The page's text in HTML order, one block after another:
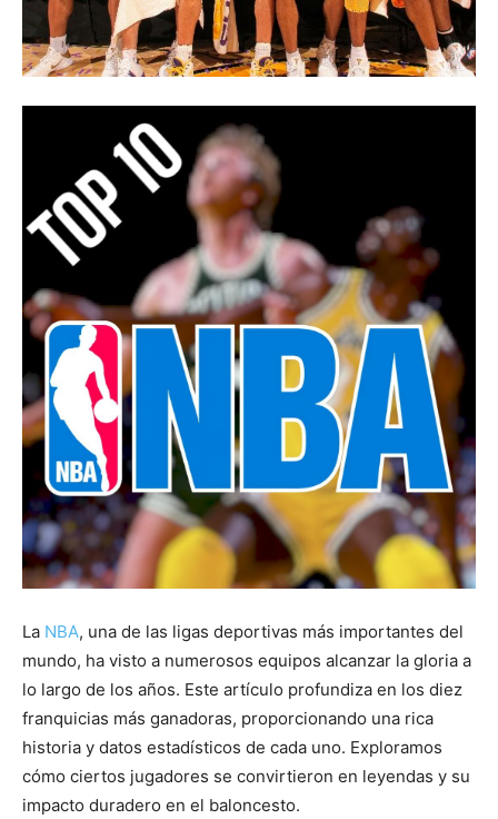
La NBA, una de las ligas deportivas más importantes del
mundo, ha visto a numerosos equipos alcanzar la gloria a
lo largo de los años. Este artículo profundiza en los diez
franquicias más ganadoras, proporcionando una rica
historia y datos estadísticos de cada uno. Exploramos
cómo ciertos jugadores se convirtieron en leyendas y su
impacto duradero en el baloncesto.